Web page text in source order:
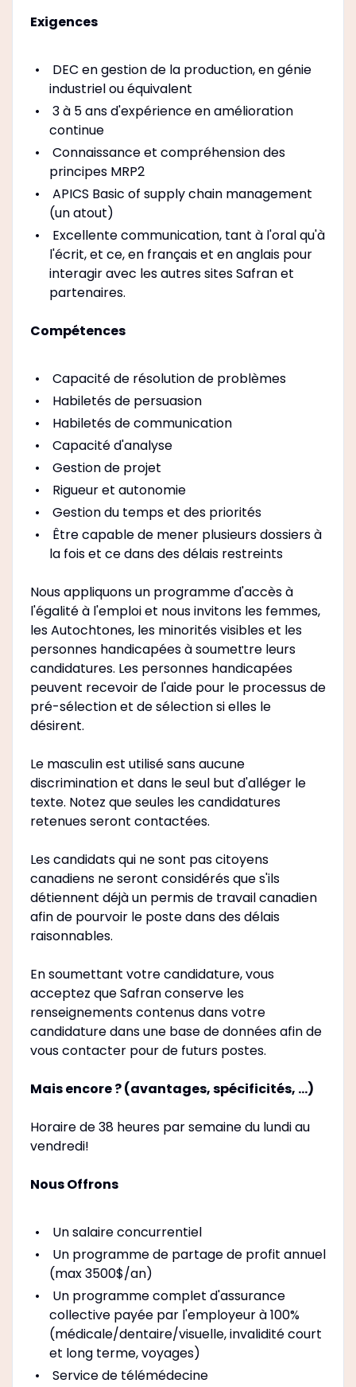
Exigences
DEC en gestion de la production, en génie
industriel ou équivalent
3 à 5 ans d'expérience en amélioration
continue
Connaissance et compréhension des
principes MRP2
APICS Basic of supply chain management
(un atout)
Excellente communication, tant à l'oral qu'à
l'écrit, et ce, en français et en anglais pour
interagir avec les autres sites Safran et
partenaires.
Compétences
Capacité de résolution de problèmes
Habiletés de persuasion
Habiletés de communication
Capacité d'analyse
Gestion de projet
Rigueur et autonomie
Gestion du temps et des priorités
Être capable de mener plusieurs dossiers à
la fois et ce dans des délais restreints
Nous appliquons un programme d'accès à
l'égalité à l'emploi et nous invitons les femmes,
les Autochtones, les minorités visibles et les
personnes handicapées à soumettre leurs
candidatures. Les personnes handicapées
peuvent recevoir de l'aide pour le processus de
pré-sélection et de sélection si elles le
désirent.
Le masculin est utilisé sans aucune
discrimination et dans le seul but d'alléger le
texte. Notez que seules les candidatures
retenues seront contactées.
Les candidats qui ne sont pas citoyens
canadiens ne seront considérés que s'ils
détiennent déjà un permis de travail canadien
afin de pourvoir le poste dans des délais
raisonnables.
En soumettant votre candidature, vous
acceptez que Safran conserve les
renseignements contenus dans votre
candidature dans une base de données afin de
vous contacter pour de futurs postes.
Mais encore ? (avantages, spécificités, …)
Horaire de 38 heures par semaine du lundi au
vendredi!
Nous Offrons
Un salaire concurrentiel
Un programme de partage de profit annuel
(max 3500$/an)
Un programme complet d'assurance
collective payée par l'employeur à 100%
(médicale/dentaire/visuelle, invalidité court
et long terme, voyages)
Service de télémédecine